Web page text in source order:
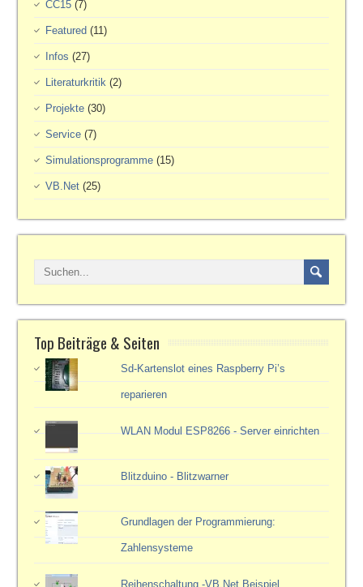
CC15 (7)
Featured (11)
Infos (27)
Literaturkritik (2)
Projekte (30)
Service (7)
Simulationsprogramme (15)
VB.Net (25)
Top Beiträge & Seiten
Sd-Kartenslot eines Raspberry Pi’s
reparieren
WLAN Modul ESP8266 - Server einrichten
Blitzduino - Blitzwarner
Grundlagen der Programmierung:
Zahlensysteme
Reihenschaltung -VB.Net Beispiel